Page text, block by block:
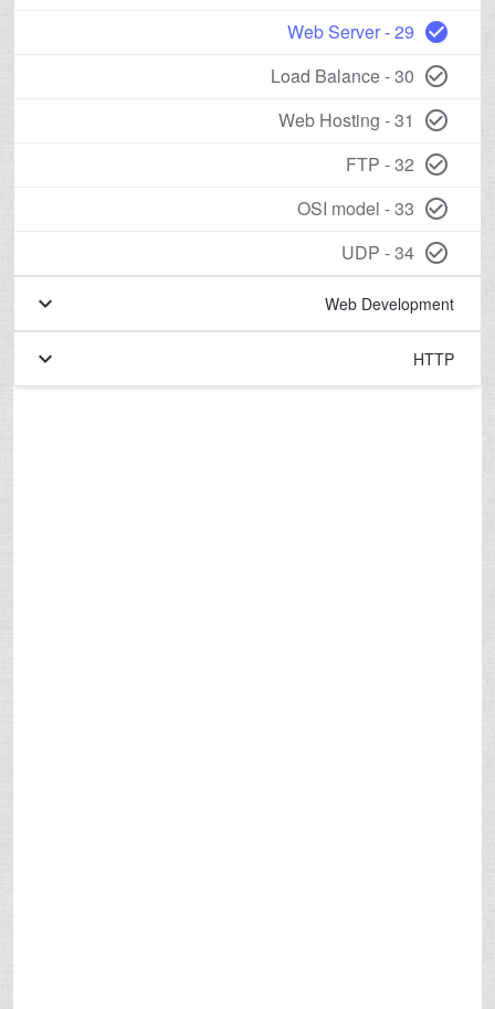
check_circle
29 - Web Server
check_circle_outline
30 - Load Balance
check_circle_outline
31 - Web Hosting
check_circle_outline
32 - FTP
check_circle_outline
33 - OSI model
check_circle_outline
34 - UDP
Web Development
keyboard_arrow_down
HTTP
keyboard_arrow_down